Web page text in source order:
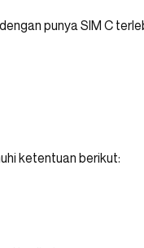
punya SIM C
ketentuan berikut: